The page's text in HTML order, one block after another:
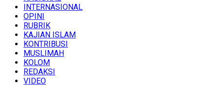
INTERNASIONAL
OPINI
RUBRIK
KAJIAN ISLAM
KONTRIBUSI
MUSLIMAH
KOLOM
REDAKSI
VIDEO